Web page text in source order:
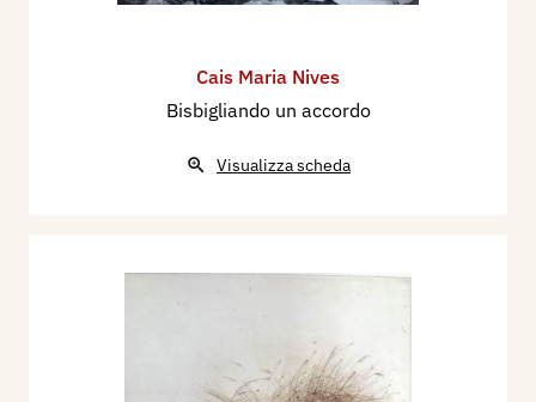
Cais Maria Nives
Bisbigliando un accordo
Visualizza scheda